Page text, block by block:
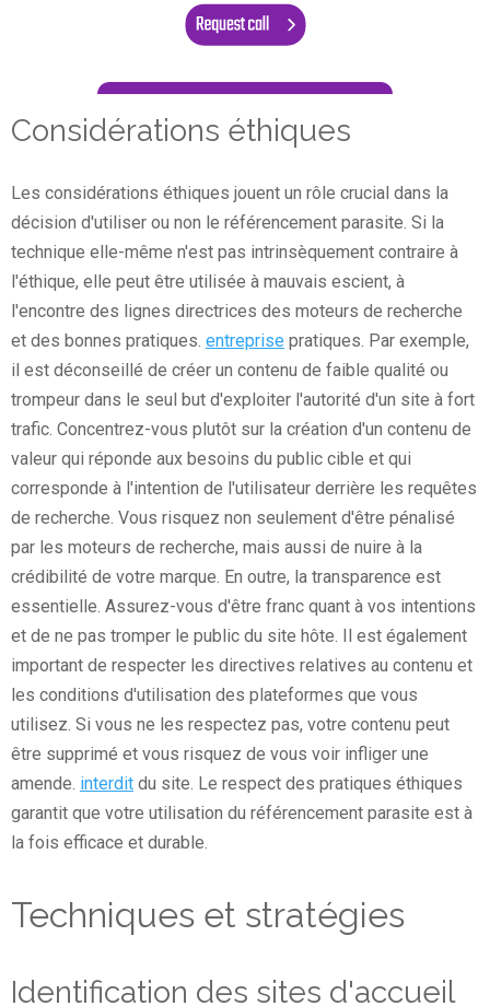
Considérations éthiques
Les considérations éthiques jouent un rôle crucial dans la
décision d'utiliser ou non le référencement parasite. Si la
technique elle-même n'est pas intrinsèquement contraire à
l'éthique, elle peut être utilisée à mauvais escient, à
l'encontre des lignes directrices des moteurs de recherche
et des bonnes pratiques. entreprise pratiques. Par exemple,
il est déconseillé de créer un contenu de faible qualité ou
trompeur dans le seul but d'exploiter l'autorité d'un site à fort
trafic. Concentrez-vous plutôt sur la création d'un contenu de
valeur qui réponde aux besoins du public cible et qui
corresponde à l'intention de l'utilisateur derrière les requêtes
de recherche. Vous risquez non seulement d'être pénalisé
par les moteurs de recherche, mais aussi de nuire à la
crédibilité de votre marque. En outre, la transparence est
essentielle. Assurez-vous d'être franc quant à vos intentions
et de ne pas tromper le public du site hôte. Il est également
important de respecter les directives relatives au contenu et
les conditions d'utilisation des plateformes que vous
utilisez. Si vous ne les respectez pas, votre contenu peut
être supprimé et vous risquez de vous voir infliger une
amende. interdit du site. Le respect des pratiques éthiques
garantit que votre utilisation du référencement parasite est à
la fois efficace et durable.
Techniques et stratégies
Identification des sites d'accueil